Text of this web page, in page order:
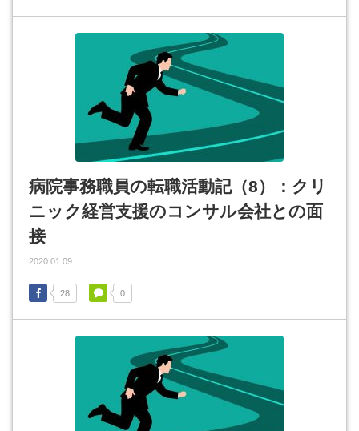
病院事務職員の転職活動記（8）：クリ
ニック経営支援のコンサル会社との面
接
2020.01.09
28 0